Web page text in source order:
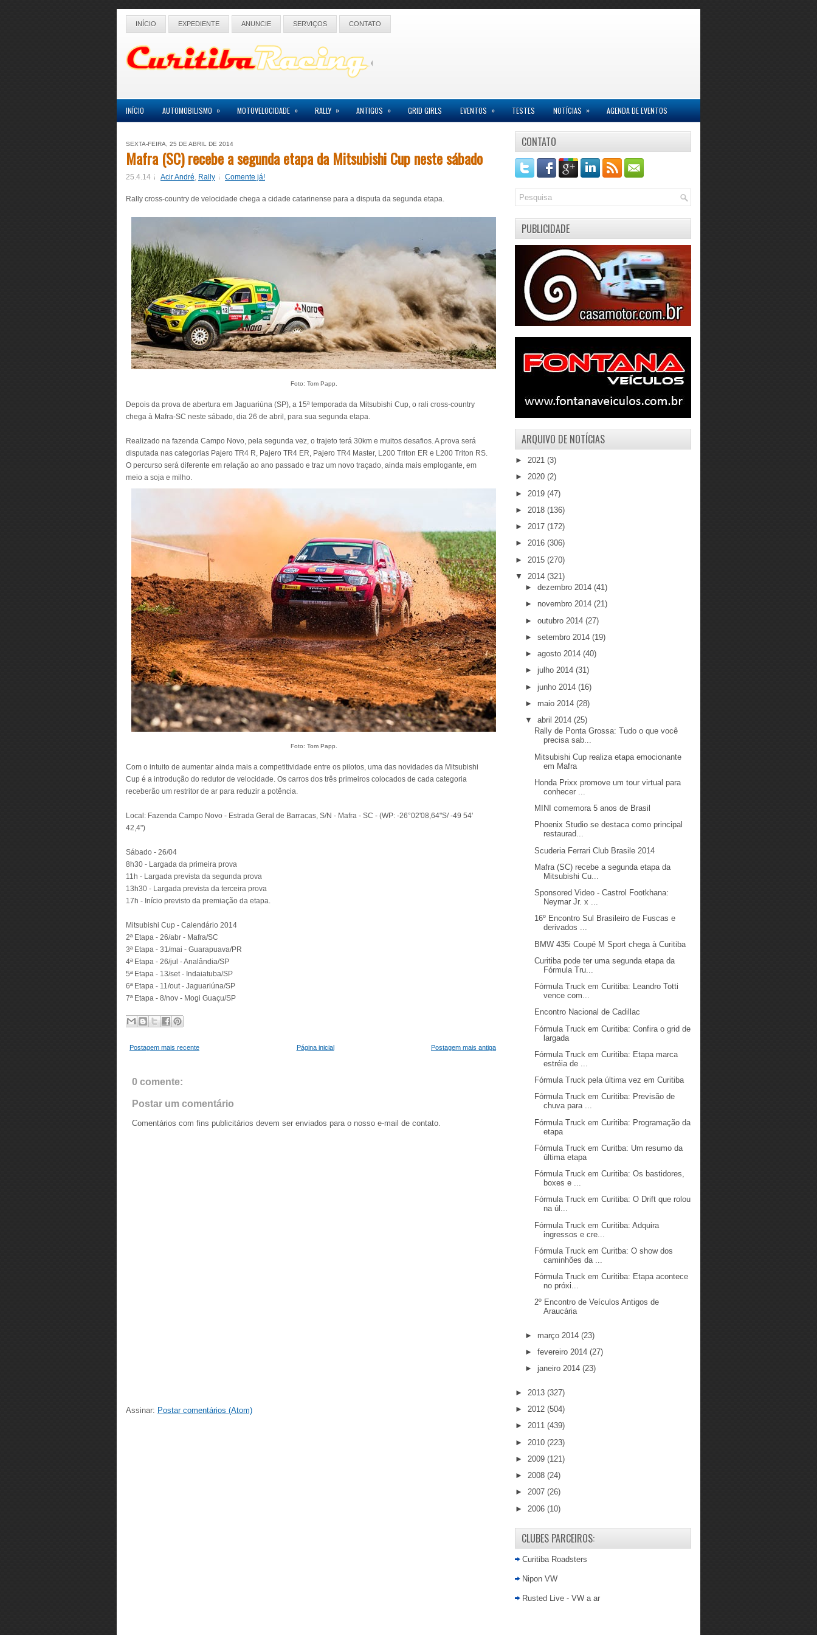
INÍCIO EXPEDIENTE ANUNCIE SERVIÇOS CONTATO
INÍCIO AUTOMOBILISMO » MOTOVELOCIDADE » RALLY » ANTIGOS » GRID GIRLS EVENTOS » TESTES NOTÍCIAS » AGENDA DE EVENTOS
SEXTA-FEIRA, 25 DE ABRIL DE 2014
Mafra (SC) recebe a segunda etapa da Mitsubishi Cup neste sábado
25.4.14 Acir André, Rally Comente já!
Rally cross-country de velocidade chega a cidade catarinense para a disputa da segunda etapa.
Foto: Tom Papp.
Depois da prova de abertura em Jaguariúna (SP), a 15ª temporada da Mitsubishi Cup, o rali cross-country
chega à Mafra-SC neste sábado, dia 26 de abril, para sua segunda etapa.
Realizado na fazenda Campo Novo, pela segunda vez, o trajeto terá 30km e muitos desafios. A prova será
disputada nas categorias Pajero TR4 R, Pajero TR4 ER, Pajero TR4 Master, L200 Triton ER e L200 Triton RS.
O percurso será diferente em relação ao ano passado e traz um novo traçado, ainda mais emplogante, em
meio a soja e milho.
Foto: Tom Papp.
Com o intuito de aumentar ainda mais a competitividade entre os pilotos, uma das novidades da Mitsubishi
Cup é a introdução do redutor de velocidade. Os carros dos três primeiros colocados de cada categoria
receberão um restritor de ar para reduzir a potência.
Local: Fazenda Campo Novo - Estrada Geral de Barracas, S/N - Mafra - SC - (WP: -26°02'08,64"S/ -49 54'
42,4")
Sábado - 26/04
8h30 - Largada da primeira prova
11h - Largada prevista da segunda prova
13h30 - Largada prevista da terceira prova
17h - Início previsto da premiação da etapa.
Mitsubishi Cup - Calendário 2014
2ª Etapa - 26/abr - Mafra/SC
3ª Etapa - 31/mai - Guarapuava/PR
4ª Etapa - 26/jul - Analândia/SP
5ª Etapa - 13/set - Indaiatuba/SP
6ª Etapa - 11/out - Jaguariúna/SP
7ª Etapa - 8/nov - Mogi Guaçu/SP
Postagem mais recente Postagem mais antiga
Página inicial
0 comente:
Postar um comentário
Comentários com fins publicitários devem ser enviados para o nosso e-mail de contato.
Assinar: Postar comentários (Atom)
CONTATO
PUBLICIDADE
ARQUIVO DE NOTÍCIAS
► 2021 (3)
► 2020 (2)
► 2019 (47)
► 2018 (136)
► 2017 (172)
► 2016 (306)
► 2015 (270)
▼ 2014 (321)
► dezembro 2014 (41)
► novembro 2014 (21)
► outubro 2014 (27)
► setembro 2014 (19)
► agosto 2014 (40)
► julho 2014 (31)
► junho 2014 (16)
► maio 2014 (28)
▼ abril 2014 (25)
Rally de Ponta Grossa: Tudo o que você
precisa sab...
Mitsubishi Cup realiza etapa emocionante
em Mafra
Honda Prixx promove um tour virtual para
conhecer ...
MINI comemora 5 anos de Brasil
Phoenix Studio se destaca como principal
restaurad...
Scuderia Ferrari Club Brasile 2014
Mafra (SC) recebe a segunda etapa da
Mitsubishi Cu...
Sponsored Video - Castrol Footkhana:
Neymar Jr. x ...
16º Encontro Sul Brasileiro de Fuscas e
derivados ...
BMW 435i Coupé M Sport chega à Curitiba
Curitiba pode ter uma segunda etapa da
Fórmula Tru...
Fórmula Truck em Curitiba: Leandro Totti
vence com...
Encontro Nacional de Cadillac
Fórmula Truck em Curitiba: Confira o grid de
largada
Fórmula Truck em Curitiba: Etapa marca
estréia de ...
Fórmula Truck pela última vez em Curitiba
Fórmula Truck em Curitiba: Previsão de
chuva para ...
Fórmula Truck em Curitiba: Programação da
etapa
Fórmula Truck em Curitba: Um resumo da
última etapa
Fórmula Truck em Curitiba: Os bastidores,
boxes e ...
Fórmula Truck em Curitiba: O Drift que rolou
na úl...
Fórmula Truck em Curitiba: Adquira
ingressos e cre...
Fórmula Truck em Curitba: O show dos
caminhões da ...
Fórmula Truck em Curitiba: Etapa acontece
no próxi...
2º Encontro de Veículos Antigos de
Araucária
► março 2014 (23)
► fevereiro 2014 (27)
► janeiro 2014 (23)
► 2013 (327)
► 2012 (504)
► 2011 (439)
► 2010 (223)
► 2009 (121)
► 2008 (24)
► 2007 (26)
► 2006 (10)
CLUBES PARCEIROS:
Curitiba Roadsters
Nipon VW
Rusted Live - VW a ar